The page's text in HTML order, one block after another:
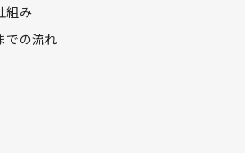
組み
での流れ